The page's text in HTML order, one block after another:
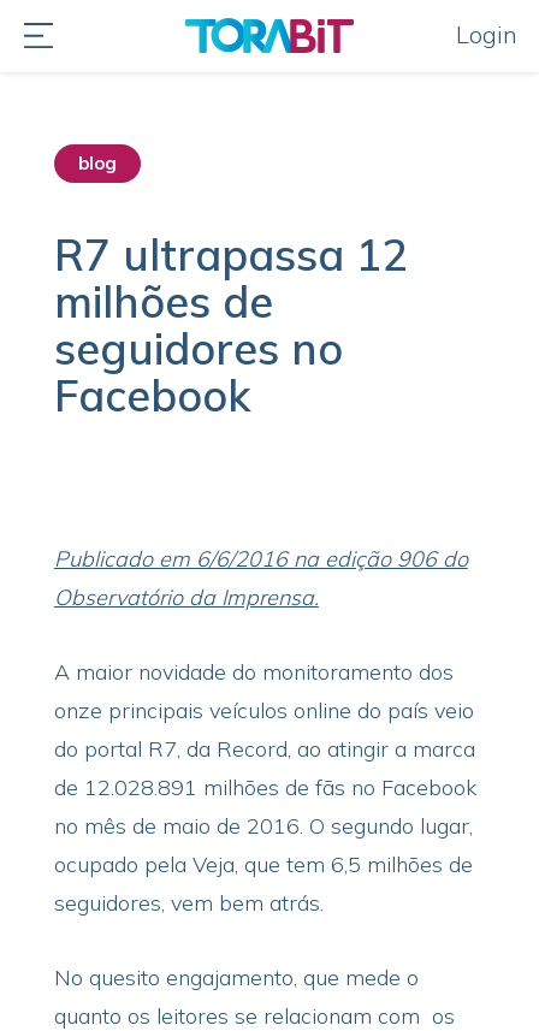
Login
blog
R7 ultrapassa 12
milhões de
seguidores no
Facebook
Publicado em 6/6/2016 na edição 906 do
Observatório da Imprensa.
A maior novidade do monitoramento dos
onze principais veículos online do país veio
do portal R7, da Record, ao atingir a marca
de 12.028.891 milhões de fãs no Facebook
no mês de maio de 2016. O segundo lugar,
ocupado pela Veja, que tem 6,5 milhões de
seguidores, vem bem atrás.
No quesito engajamento, que mede o
quanto os leitores se relacionam com os